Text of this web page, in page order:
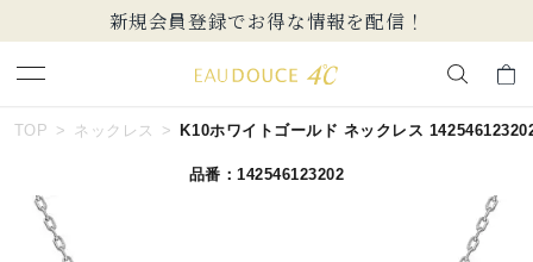
新規会員登録でお得な情報を配信！
キーワードで検索する
人気検索キーワード
TOP ネックレス K10ホワイトゴールド ネックレス
品番：142546123202